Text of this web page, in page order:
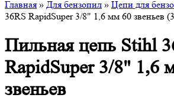
Главная » Для бензопил » Цепи для
36RS RapidSuper 3/8" 1,6 мм 60 звеньев
Пильная цепь Stihl
RapidSuper 3/8" 1,6
звеньев